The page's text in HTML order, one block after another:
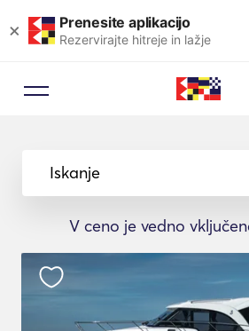
× Prenesite aplikacijo
Rezervirajte hitreje in lažje
Iskanje
V ceno je vedno